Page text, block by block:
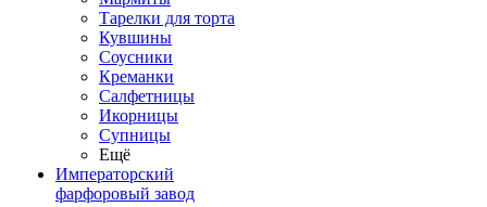
Тарелки для торта
Кувшины
Соусники
Креманки
Салфетницы
Икорницы
Супницы
Ещё
Императорский
фарфоровый завод